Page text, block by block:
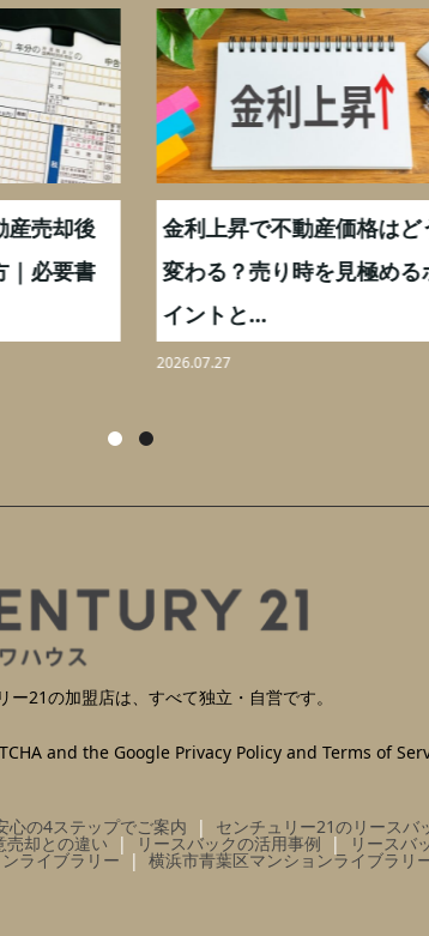
売却後
必要書
金利上昇で不動産価格はど
変わる？売り時を見極める
イントと...
2026.07.27
ー21の加盟店は、すべて独立・自営です。
and the Google Privacy Policy and Terms of
心の4ステップでご案内 センチュリー21のリースバ
売却との違い リースバックの活用事例 リースバ
ライブラリー 横浜市青葉区マンションライブラリ